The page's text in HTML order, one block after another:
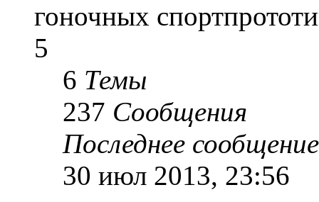
гоночных
5
6 Темы
237 Сообщения
Последнее сообщение
30 июл 2013, 23:56